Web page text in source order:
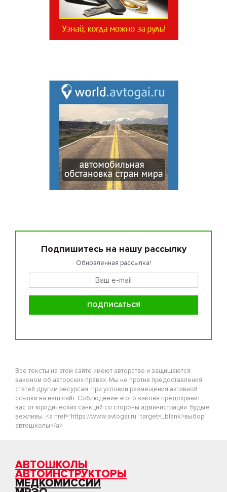
Подпишитесь на нашу рассылку
Обновленная рассылка!
Все тексты на этом сайте имеют авторство и защищаются
законом об авторских правах. Мы не против предоставления
статей другим ресурсам, при условии размещения активной
ссылки на наш сайт. Соблюдение этого закона предохранит
вас от юридических санкций со стороны администрации. Будьте
вежливы. <a href="https://www.avtogai.ru" target=_blank>выбор
автошколы</a>
АВТОШКОЛЫ
АВТОИНСТРУКТОРЫ
МЕДКОМИССИИ